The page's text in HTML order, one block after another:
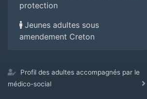
protection
Jeunes adultes sous
amendement Creton
Profil des adultes accompagnés par le
médico-social